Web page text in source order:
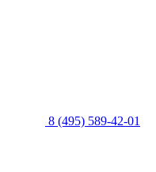
8 (495) 589-42-01